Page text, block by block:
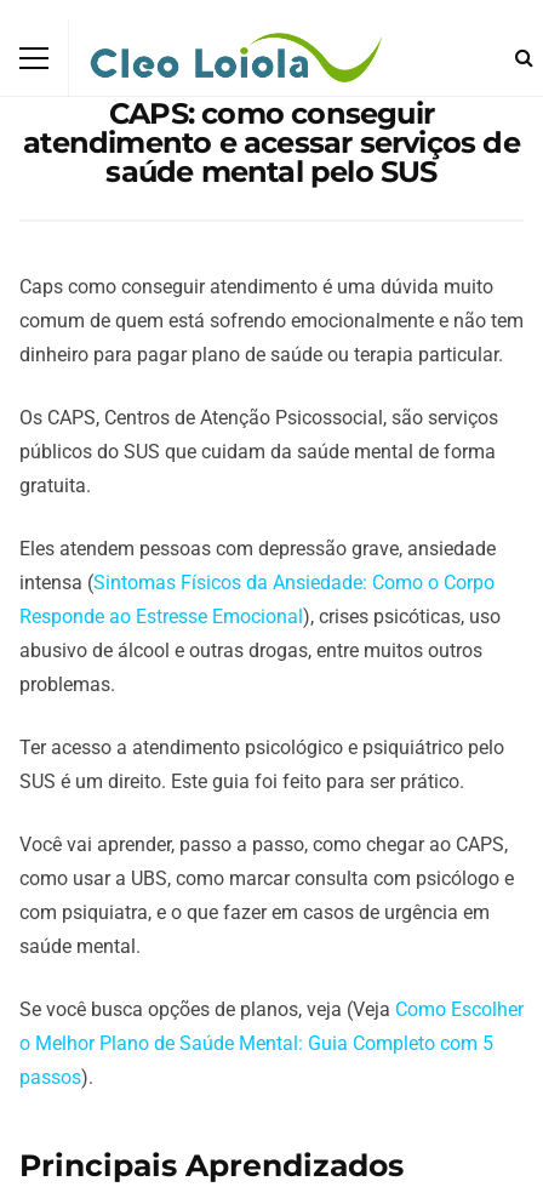
CAPS: como conseguir
atendimento e acessar serviços de
saúde mental pelo SUS
Caps como conseguir atendimento é uma dúvida muito
comum de quem está sofrendo emocionalmente e não tem
dinheiro para pagar plano de saúde ou terapia particular.
Os CAPS, Centros de Atenção Psicossocial, são serviços
públicos do SUS que cuidam da saúde mental de forma
gratuita.
Eles atendem pessoas com depressão grave, ansiedade
intensa (Sintomas Físicos da Ansiedade: Como o Corpo
Responde ao Estresse Emocional), crises psicóticas, uso
abusivo de álcool e outras drogas, entre muitos outros
problemas.
Ter acesso a atendimento psicológico e psiquiátrico pelo
SUS é um direito. Este guia foi feito para ser prático.
Você vai aprender, passo a passo, como chegar ao CAPS,
como usar a UBS, como marcar consulta com psicólogo e
com psiquiatra, e o que fazer em casos de urgência em
saúde mental.
Se você busca opções de planos, veja (Veja Como Escolher
o Melhor Plano de Saúde Mental: Guia Completo com 5
passos).
Principais Aprendizados